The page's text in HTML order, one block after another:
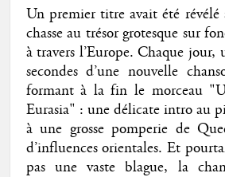
Un premier titre avait été révélé
chasse au trésor grotesque sur
à travers l’Europe. Chaque
secondes d’une nouvelle
formant à la fin le morceau
Eurasia" : une délicate intro au
à une grosse pomperie de
d’influences orientales. Et
pas une vaste blague, la